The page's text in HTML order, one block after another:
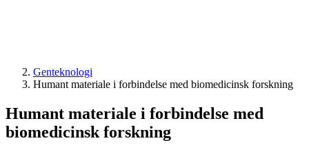
Genteknologi
Humant materiale i forbindelse med biomedicinsk forskning
Humant materiale i forbindelse med
biomedicinsk forskning